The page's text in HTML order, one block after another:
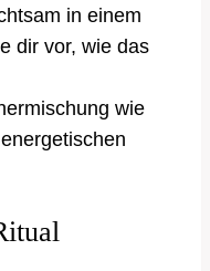
in einem
dir vor, wie das
wie